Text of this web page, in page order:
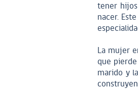
tener
nacer.
La mujer
que
marido y